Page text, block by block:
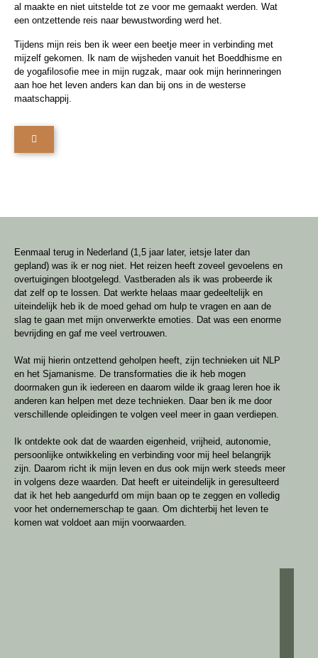
al maakte en niet uitstelde tot ze voor me gemaakt werden. Wat
een ontzettende reis naar bewustwording werd het.
Tijdens mijn reis ben ik weer een beetje meer in verbinding met
mijzelf gekomen. Ik nam de wijsheden vanuit het Boeddhisme en
de yogafilosofie mee in mijn rugzak, maar ook mijn herinneringen
aan hoe het leven anders kan dan bij ons in de westerse
maatschappij.
Eenmaal terug in Nederland (1,5 jaar later, ietsje later dan
gepland) was ik er nog niet. Het reizen heeft zoveel gevoelens en
overtuigingen blootgelegd. Vastberaden als ik was probeerde ik
dat zelf op te lossen. Dat werkte helaas maar gedeeltelijk en
uiteindelijk heb ik de moed gehad om hulp te vragen en aan de
slag te gaan met mijn onverwerkte emoties. Dat was een enorme
bevrijding en gaf me veel vertrouwen.
Wat mij hierin ontzettend geholpen heeft, zijn technieken uit NLP
en het Sjamanisme. De transformaties die ik heb mogen
doormaken gun ik iedereen en daarom wilde ik graag leren hoe ik
anderen kan helpen met deze technieken. Daar ben ik me door
verschillende opleidingen te volgen veel meer in gaan verdiepen.
Ik ontdekte ook dat de waarden eigenheid, vrijheid, autonomie,
persoonlijke ontwikkeling en verbinding voor mij heel belangrijk
zijn. Daarom richt ik mijn leven en dus ook mijn werk steeds meer
in volgens deze waarden. Dat heeft er uiteindelijk in geresulteerd
dat ik het heb aangedurfd om mijn baan op te zeggen en volledig
voor het ondernemerschap te gaan. Om dichterbij het leven te
komen wat voldoet aan mijn voorwaarden.